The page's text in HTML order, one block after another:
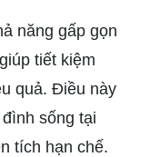
năng gấp gọn
tiết kiệm
quả. Điều này
sống tại
tích hạn chế.